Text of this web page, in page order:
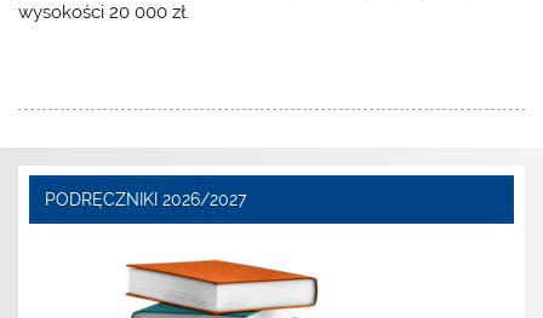
wysokości 20 000 zł.
PODRĘCZNIKI 2026/2027